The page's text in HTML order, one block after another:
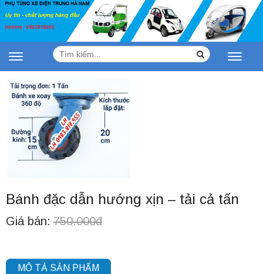
Toggle
navigation
Tìm
kiếm:
Search Toggle
Bánh đặc dẫn hướng xịn – tải cả tấn
Giá bán: 750.000đ
MÔ TẢ SẢN PHẨM